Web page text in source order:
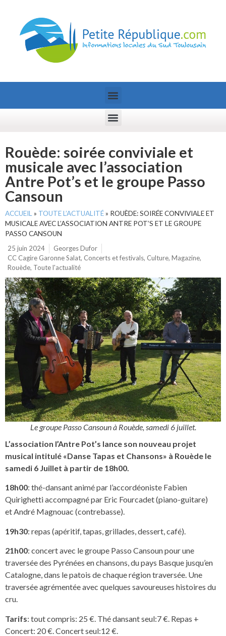
Rouède: soirée conviviale et
musicale avec l’association
Antre Pot’s et le groupe Passo
Cansoun
ACCUEIL » TOUTE L’ACTUALITÉ» ROUÈDE: SOIRÉE CONVIVIALE ET
MUSICALE AVEC L’ASSOCIATION ANTRE POT’S ET LE GROUPE
PASSO CANSOUN
25 juin 2024
Georges Dufor
CC Cagire Garonne Salat, Concerts et festivals, Culture, Magazine,
Rouède, Toute l'actualité
Le groupe Passo Cansoun à Rouède, samedi 6 juillet.
L’association l’Antre Pot’s lance son nouveau projet
musical intitulé «Danse Tapas et Chansons» à Rouède le
samedi 6 Juillet à partir de 18h00.
18h00: thé-dansant animé par l’accordéoniste Fabien
Quirighetti accompagné par Eric Fourcadet (piano-guitare)
et André Magnouac (contrebasse).
19h30: repas (apéritif, tapas, grillades, dessert, café).
21h00: concert avec le groupe Passo Cansoun pour une
traversée des Pyrénées en chansons, du pays Basque jusqu’en
Catalogne, dans le patois de chaque région traversée. Une
traversée agrémentée avec quelques savoureuses histoires du
cru.
Tarifs: tout compris: 25 €. Thé dansant seul:7 €. Repas +
Concert: 20 €. Concert seul:12 €.